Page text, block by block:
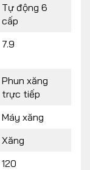
Tự động 6
cấp
7.9
Phun xăng
trực tiếp
Máy xăng
Xăng
120